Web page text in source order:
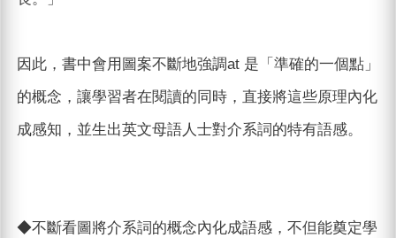
因此，書中會用圖案不斷地強調at 是「準確的一個點」
的概念，讓學習者在閱讀的同時，直接將這些原理內化
成感知，並生出英文母語人士對介系詞的特有語感。
◆不斷看圖將介系詞的概念內化成語感，不但能奠定學